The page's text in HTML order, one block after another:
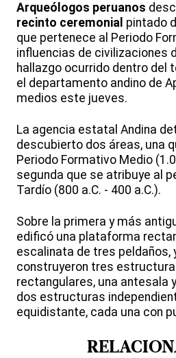
Arqueólogos peruanos
recinto ceremonial pintado
que pertenece al Periodo
influencias de civilizaciones
hallazgo ocurrido dentro del
el departamento andino de
medios este jueves.
La agencia estatal Andina
descubierto dos áreas, una
Periodo Formativo Medio
segunda que se atribuye al
Tardío (800 a.C. - 400 a.C.).
Sobre la primera y más
edificó una plataforma
escalinata de tres peldaños,
construyeron tres
rectangulares, una antesala
dos estructuras
equidistante, cada una con